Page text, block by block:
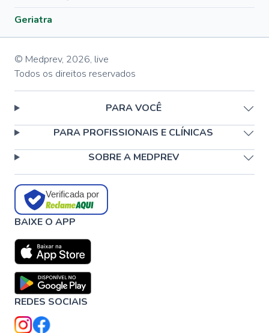
Geriatra
© Medprev, 2026, live
Todos os direitos reservados
PARA VOCÊ
PARA PROFISSIONAIS E CLÍNICAS
SOBRE A MEDPREV
Verificada por
BAIXE O APP
REDES SOCIAIS